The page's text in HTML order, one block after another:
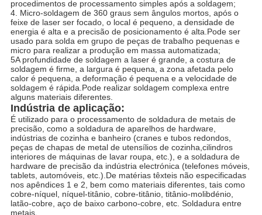
procedimentos de processamento simples após a soldagem;
4. Micro-soldagem de 360 graus sem ângulos mortos, após o
feixe de laser ser focado, o local é pequeno, a densidade de
energia é alta e a precisão de posicionamento é alta.Pode ser
usado para solda em grupo de peças de trabalho pequenas e
micro para realizar a produção em massa automatizada;
5A profundidade de soldagem a laser é grande, a costura de
soldagem é firme, a largura é pequena, a zona afetada pelo
calor é pequena, a deformação é pequena e a velocidade de
soldagem é rápida.Pode realizar soldagem complexa entre
alguns materiais diferentes.
Indústria de aplicação:
É utilizado para o processamento de soldadura de metais de
precisão, como a soldadura de aparelhos de hardware,
indústrias de cozinha e banheiro (cranes e tubos redondos,
peças de chapas de metal de utensílios de cozinha,cilindros
interiores de máquinas de lavar roupa, etc.), e a soldadura de
hardware de precisão da indústria electrónica (telefones móveis,
tablets, automóveis, etc.).De matérias têxteis não especificadas
nos apêndices 1 e 2, bem como materiais diferentes, tais como
cobre-níquel, níquel-titânio, cobre-titânio, titânio-molibdénio,
latão-cobre, aço de baixo carbono-cobre, etc. Soldadura entre
metais.